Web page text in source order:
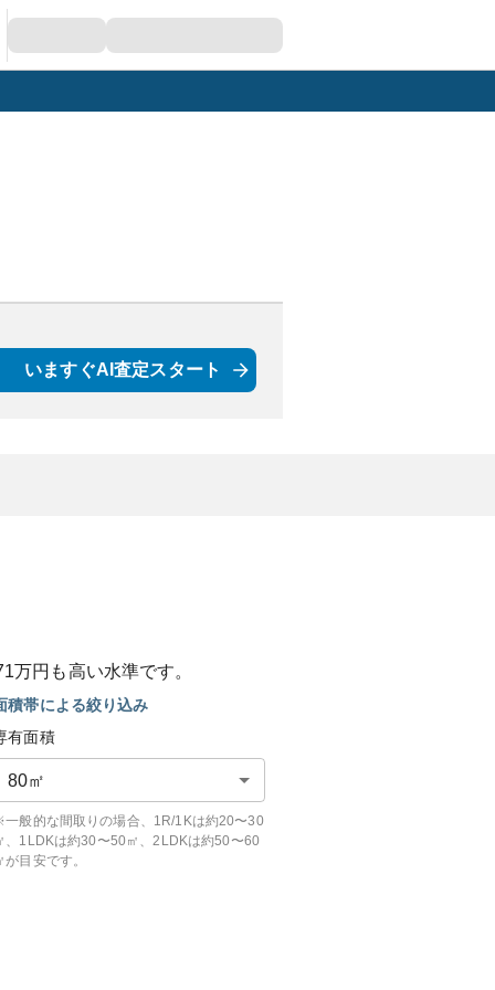
いますぐAI査定スタート
万円も高い水準です。
積帯による絞り込み
有面積
80㎡
般的な間取りの場合、1R/1Kは約20〜30
、1LDKは約30〜50㎡、2LDKは約50〜60
が目安です。